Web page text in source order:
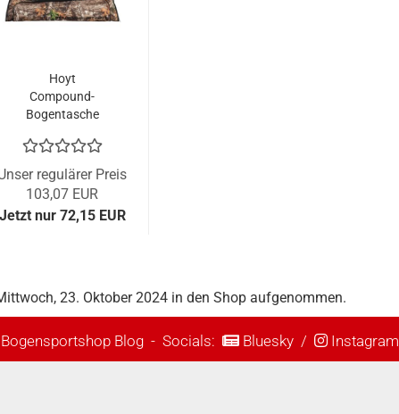
Hoyt
Compound-
Bogentasche
regulärer Preis
103,07 EUR
Jetzt nur 72,15 EUR
23. Oktober 2024 in den Shop aufgenommen.
Bogensportshop Blog- Socials: Bluesky/ Instagram